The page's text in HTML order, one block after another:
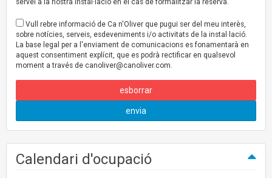
servei a la nostra instal·lació en el cas de formalitzar la reserva.
Vull rebre informació de Ca n'Oliver que pugui ser del meu interès,
sobre notícies, serveis, esdeveniments i/o activitats de la instal·lació.
La base legal per a l'enviament de comunicacions es fonamentarà en
aquest consentiment explícit, que es podrà rectificar en qualsevol
moment a través de canoliver@canoliver.com.
esborrar
envia
Calendari d'ocupació